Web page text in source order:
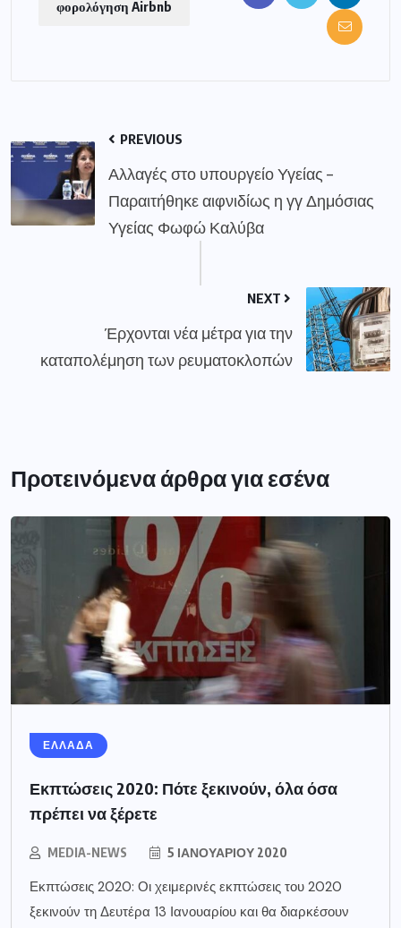
φορολόγηση Airbnb
PREVIOUS
Αλλαγές στο υπουργείο Υγείας –
Παραιτήθηκε αιφνιδίως η γγ Δημόσιας
Υγείας Φωφώ Καλύβα
NEXT
Έρχονται νέα μέτρα για την
καταπολέμηση των ρευματοκλοπών
Προτεινόμενα άρθρα για εσένα
ΕΛΛΑΔΑ
Εκπτώσεις 2020: Πότε ξεκινούν, όλα όσα
πρέπει να ξέρετε
MEDIA-NEWS 5 ΙΑΝΟΥΑΡΊΟΥ 2020
Εκπτώσεις 2020: Οι χειμερινές εκπτώσεις του 2020
ξεκινούν τη Δευτέρα 13 Ιανουαρίου και θα διαρκέσουν